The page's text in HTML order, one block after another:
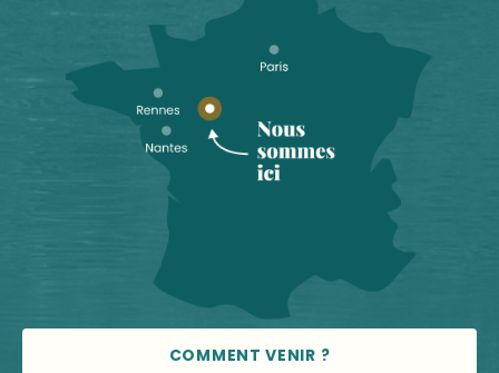
COMMENT VENIR ?